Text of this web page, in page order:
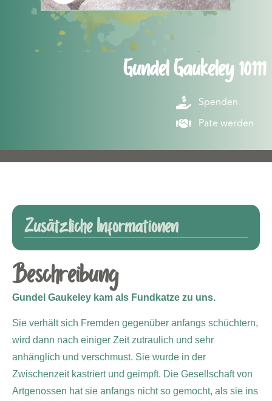
Gundel Gaukeley 10111
Spenden
Pate werden
Zusätzliche Informationen
Beschreibung
Gundel Gaukeley kam als Fundkatze zu uns.
Sie verhält sich Fremden gegenüber anfangs schüchtern,
wird dann nach einiger Zeit zutraulich und sehr
anhänglich und verschmust. Sie wurde in der
Zwischenzeit kastriert und geimpft. Die Gesellschaft von
Artgenossen hat sie anfangs nicht so gemocht, als sie ins